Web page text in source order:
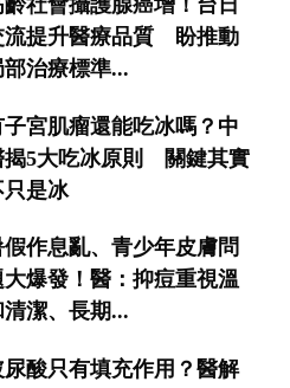
流提升醫療品質 盼推動
部治療標準...
子宮肌瘤還能吃冰嗎？中
揭5大吃冰原則 關鍵其實
只是冰
假作息亂、青少年皮膚問
大爆發！醫：抑痘重視溫
清潔、長期...
尿酸只有填充作用？醫解